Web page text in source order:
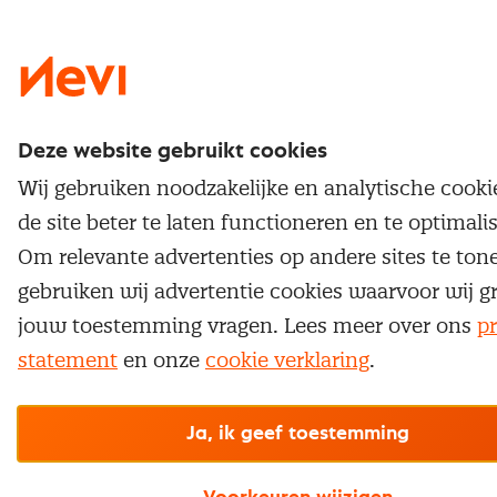
Nevi 2
Deze website gebruikt cookies
Wij gebruiken noodzakelijke en analytische
de site beter te laten functioneren en te
Om relevante advertenties op andere sites te
gebruiken wij advertentie cookies waarvoor wij
jouw toestemming vragen. Lees meer over ons
statement en onze cookie verklaring.
Ja, ik geef toestemming